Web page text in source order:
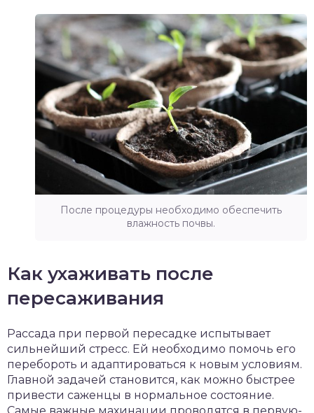
После процедуры необходимо обеспечить
влажность почвы.
Как ухаживать после
пересаживания
Рассада при первой пересадке испытывает
сильнейший стресс. Ей необходимо помочь его
перебороть и адаптироваться к новым условиям.
Главной задачей становится, как можно быстрее
привести саженцы в нормальное состояние.